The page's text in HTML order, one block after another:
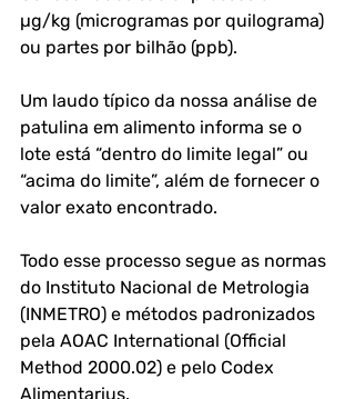
µg/kg (microgramas por quilograma)
ou partes por bilhão (ppb).
Um laudo típico da nossa análise de
patulina em alimento informa se o
lote está “dentro do limite legal” ou
“acima do limite”, além de fornecer o
valor exato encontrado.
Todo esse processo segue as normas
do Instituto Nacional de Metrologia
(INMETRO) e métodos padronizados
pela AOAC International (Official
Method 2000.02) e pelo Codex
Alimentarius.